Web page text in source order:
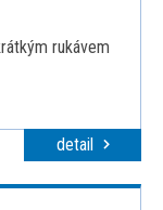
rukávem
detail